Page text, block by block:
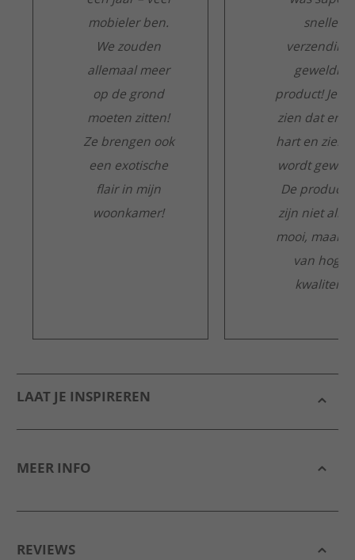
snelle
verzending,
geweldig
product! Je
zien dat er
hart en ziel
wordt
De
zijn niet
mooi, maar
van hoge
kwaliteit.
mobieler ben.
We zouden
allemaal meer
op de grond
moeten zitten!
Ze brengen ook
een exotische
flair in mijn
woonkamer!
LAAT JE INSPIREREN
MEER INFO
REVIEWS